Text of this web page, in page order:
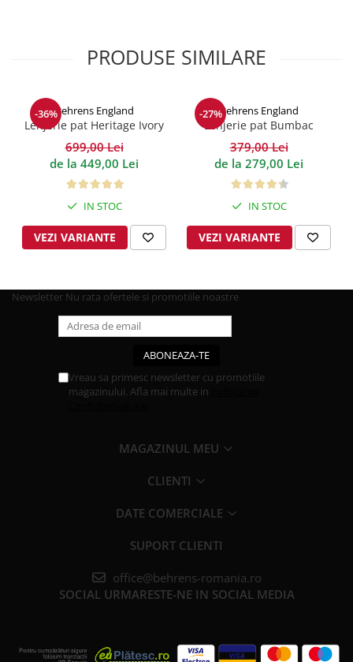
PRODUSE SIMILARE
-36%Behrens England
Lenjerie pat Heritage Ivory
Bumbac 600TC
699,00 Lei
de la 449,00 Lei
IN STOC
VEZI VARIANTE
-27%Behrens England
Lenjerie pat Bumbac
Heritage White 400TC
379,00 Lei
de la 279,00 Lei
IN STOC
VEZI VARIANTE
Newsletter Nu rata ofertele si promotiile noastre
Vreau sa primesc newsletter cu promotiile
magazinului. Afla mai multe in
MAGAZINUL MEU
CLIENTI
DATE COMERCIALE
SUPORT CLIENTI
office@behrens-romania.ro
SOCIAL URMARESTE-NE IN SOCIAL MEDIA